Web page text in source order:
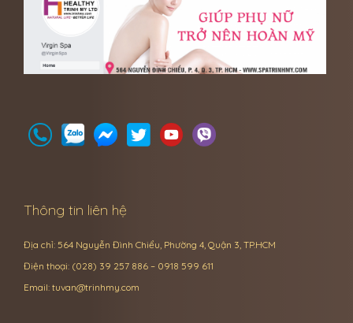
Thông tin liên hệ
Địa chỉ: 564 Nguyễn Đình Chiểu, Phường 4, Quận 3, TP.HCM
Điện thoại: (028) 39 257 886 – 0918 599 611
Email: tuvan@trinhmy.com